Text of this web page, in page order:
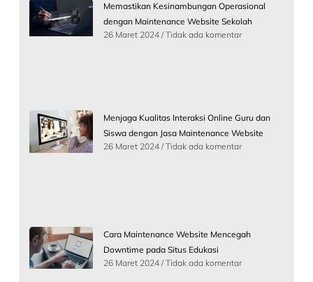
Memastikan Kesinambungan Operasional
dengan Maintenance Website Sekolah
26 Maret 2024 Tidak ada komentar
Menjaga Kualitas Interaksi Online Guru dan
Siswa dengan Jasa Maintenance Website
26 Maret 2024 Tidak ada komentar
Cara Maintenance Website Mencegah
Downtime pada Situs Edukasi
26 Maret 2024 Tidak ada komentar